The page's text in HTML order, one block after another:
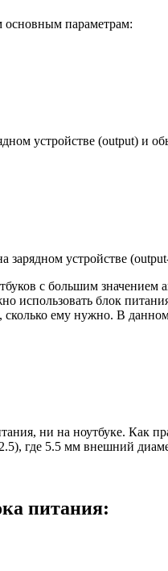
основным параметрам:
устройстве (output) и
устройстве
с большим
использовать блок
ему нужно. В
ни на ноутбуке. Как
где 5.5 мм внешний
питания: